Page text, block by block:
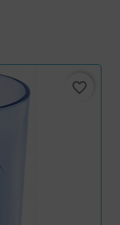
favorite_border